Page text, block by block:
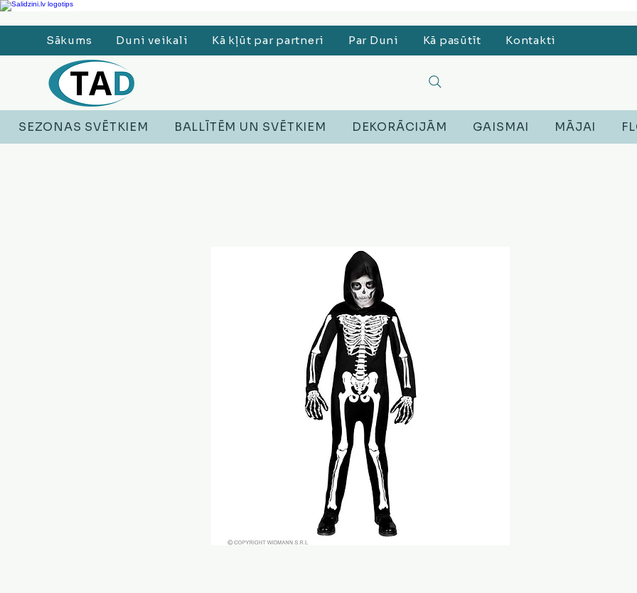
Ledusskapji, Sadzīves tehnika, Smaržas, Operatīvā atmiņa, Putekļu sūcēji, Lego, Austiņas
Sākums Duni veikali Kā kļūt par partneri Par Duni Kā pasūtīt Kontakti
SEZONAS SVĒTKIEM BALLĪTĒM UN SVĒTKIEM DEKORĀCIJĀM GAISMAI MĀJAI